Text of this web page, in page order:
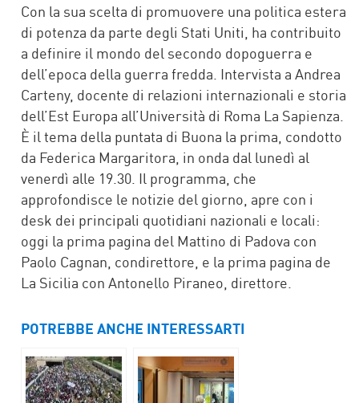
Con la sua scelta di promuovere una politica estera
di potenza da parte degli Stati Uniti, ha contribuito
a definire il mondo del secondo dopoguerra e
dell’epoca della guerra fredda. Intervista a Andrea
Carteny, docente di relazioni internazionali e storia
dell’Est Europa all’Università di Roma La Sapienza.
È il tema della puntata di Buona la prima, condotto
da Federica Margaritora, in onda dal lunedì al
venerdì alle 19.30. Il programma, che
approfondisce le notizie del giorno, apre con i
desk dei principali quotidiani nazionali e locali:
oggi la prima pagina del Mattino di Padova con
Paolo Cagnan, condirettore, e la prima pagina de
La Sicilia con Antonello Piraneo, direttore.
POTREBBE ANCHE INTERESSARTI